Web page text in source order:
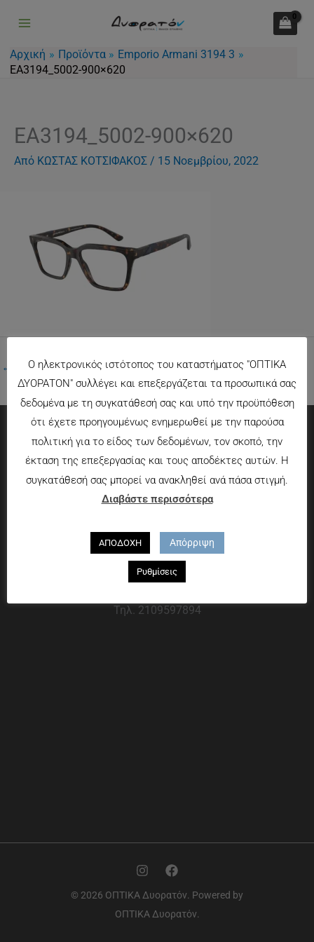
περιεχόμενο
Αρχική Προϊόντα
Emporio Armani 3194 3
EA3194_5002-900×620
EA3194_5002-900×620
Από ΚΩΣΤΑΣ ΚΟΤΣΙΦΑΚΟΣ / 15 Νοεμβρίου, 2022
← Προηγούμενο Πολυμέσα
Πληροφορίες
Τρόποι πληρωμής
Τρόποι αποστολής
Που θα μας βρείτε
Χαροκόπου 13-15, Αθήνα 176 72
Τηλ. 2109597894
© 2026 ΟΠΤΙΚΑ Δυορατόν. Powered by
ΟΠΤΙΚΑ Δυορατόν.
Ο ηλεκτρονικός ιστότοπος του καταστήματος "ΟΠΤΙΚΑ
ΔΥΟΡΑΤΟΝ" συλλέγει και επεξεργάζεται τα προσωπικά σας
δεδομένα με τη συγκατάθεσή σας και υπό την προϋπόθεση
ότι έχετε προηγουμένως ενημερωθεί με την παρούσα
πολιτική για το είδος των δεδομένων, τον σκοπό, την
έκταση της επεξεργασίας και τους αποδέκτες αυτών. Η
συγκατάθεσή σας μπορεί να ανακληθεί ανά πάσα στιγμή.
Διαβάστε περισσότερα
ΑΠΟΔΟΧΗ Απόρριψη
Ρυθμίσεις